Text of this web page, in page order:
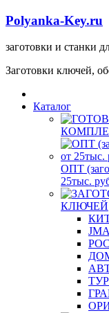
Polyanka-Key.ru
заготовки и станки
Заготовки ключей,
Каталог
ОПТ
25тыс.
КЛЮЧЕЙ